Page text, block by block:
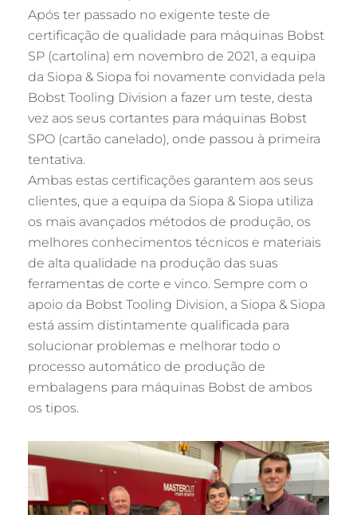
Após ter passado no exigente teste de
certificação de qualidade para máquinas Bobst
SP (cartolina) em novembro de 2021, a equipa
da Siopa & Siopa foi novamente convidada pela
Bobst Tooling Division a fazer um teste, desta
vez aos seus cortantes para máquinas Bobst
SPO (cartão canelado), onde passou à primeira
tentativa.
Ambas estas certificações garantem aos seus
clientes, que a equipa da Siopa & Siopa utiliza
os mais avançados métodos de produção, os
melhores conhecimentos técnicos e materiais
de alta qualidade na produção das suas
ferramentas de corte e vinco. Sempre com o
apoio da Bobst Tooling Division, a Siopa & Siopa
está assim distintamente qualificada para
solucionar problemas e melhorar todo o
processo automático de produção de
embalagens para máquinas Bobst de ambos
os tipos.